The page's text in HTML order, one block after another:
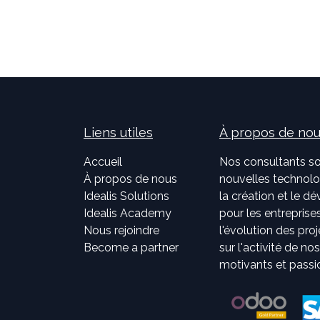
Liens utiles
Accueil
À propos de nous
Idealis Solutions
Idealis Academy
Nous rejoindre
Become a partner
À propos de
Nos consultants
nouvelles
la création et le
pour les
l'évolution des
sur l'activité de
motivants et